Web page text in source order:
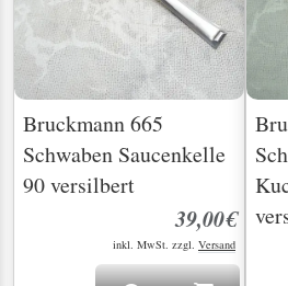
Bruckmann 665
Schwaben Saucenkelle
90 versilbert
39,00€
inkl. MwSt. zzgl. Versand